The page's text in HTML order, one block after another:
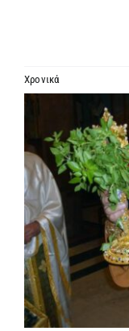
ΕΝΗΜΕΡΩΣΗ
ΣΥΝΔΕΣΕΙΣ
Χρονικά
μεγαλύτερης
εικόνας